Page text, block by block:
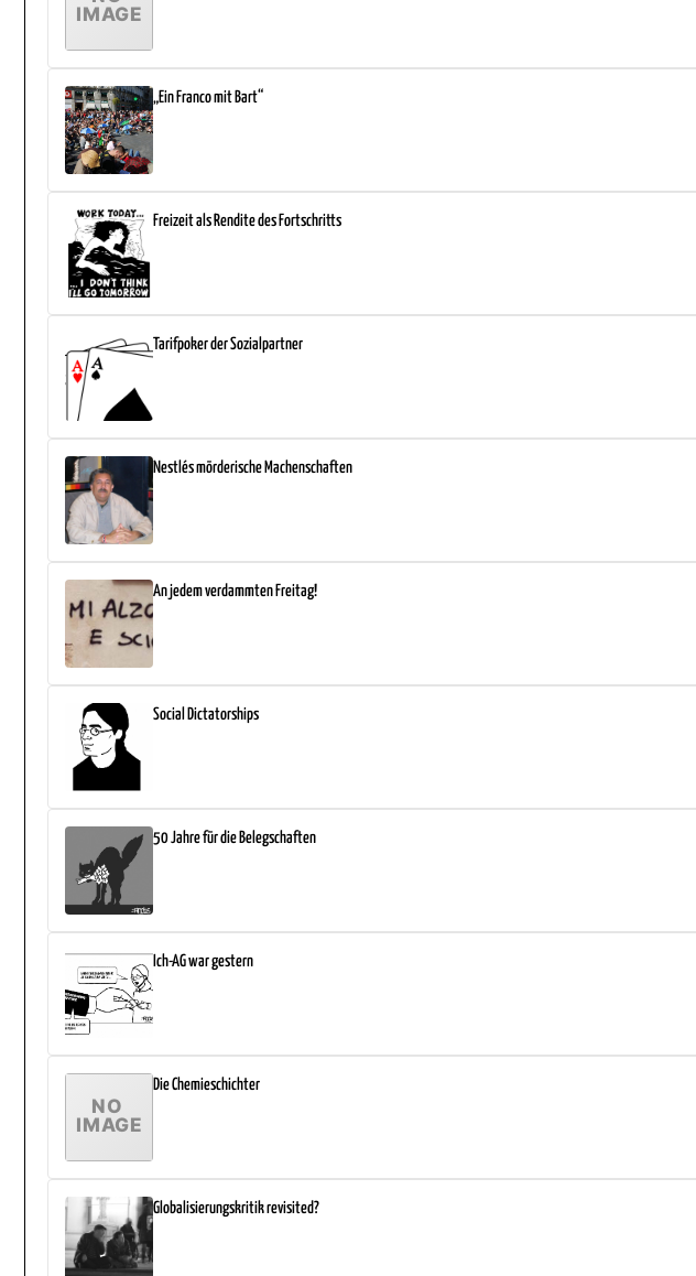
„Ein Franco mit Bart“
Freizeit als Rendite des Fortschritts
Tarifpoker der Sozialpartner
Nestlés mörderische Machenschaften
An jedem verdammten Freitag!
Social Dictatorships
50 Jahre für die Belegschaften
Ich-AG war gestern
Die Chemieschichter
Globalisierungskritik revisited?